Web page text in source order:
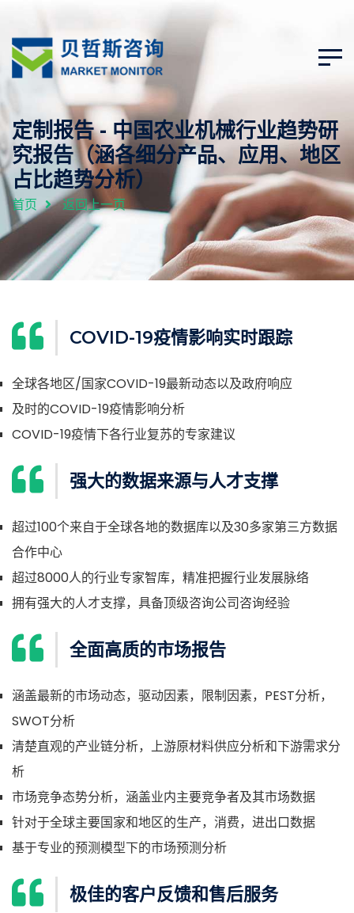
定制报告 - 中国农业机械行业趋势研
究报告（涵各细分产品、应用、地区
占比趋势分析）
首页 返回上一页
COVID-19疫情影响实时跟踪
全球各地区/国家COVID-19最新动态以及政府响应
及时的COVID-19疫情影响分析
COVID-19疫情下各行业复苏的专家建议
强大的数据来源与人才支撑
超过100个来自于全球各地的数据库以及30多家第三方数据
合作中心
超过8000人的行业专家智库，精准把握行业发展脉络
拥有强大的人才支撑，具备顶级咨询公司咨询经验
全面高质的市场报告
涵盖最新的市场动态，驱动因素，限制因素，PEST分析，
SWOT分析
清楚直观的产业链分析，上游原材料供应分析和下游需求分
析
市场竞争态势分析，涵盖业内主要竞争者及其市场数据
针对于全球主要国家和地区的生产，消费，进出口数据
基于专业的预测模型下的市场预测分析
极佳的客户反馈和售后服务